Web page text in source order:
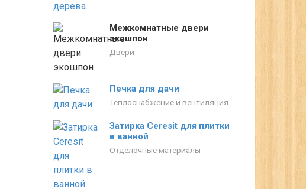
Межкомнатные двери
экошпон
Двери
Печка для дачи
Теплоснабжение и вентиляция
Затирка Ceresit для плитки
в ванной
Отделочные материалы